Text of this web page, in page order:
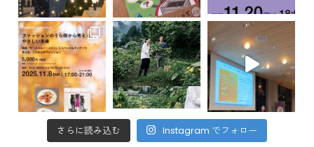
さらに読み込む Instagram でフォロー